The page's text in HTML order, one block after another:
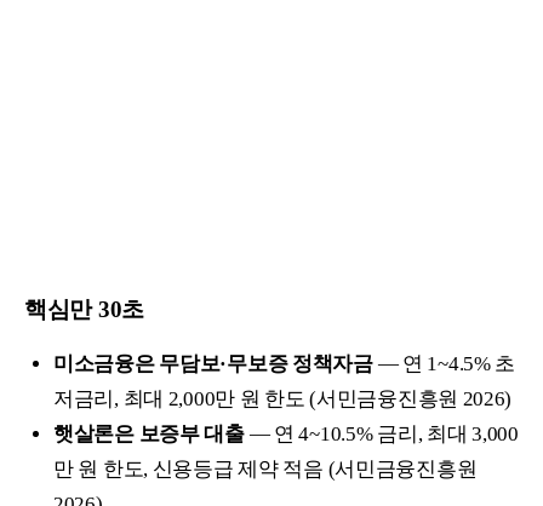
핵심만 30초
미소금융은 무담보·무보증 정책자금— 연 1~4.5% 초
저금리, 최대 2,000만 원 한도 (서민금융진흥원 2026)
햇살론은 보증부 대출— 연 4~10.5% 금리, 최대 3,000
만 원 한도, 신용등급 제약 적음 (서민금융진흥원